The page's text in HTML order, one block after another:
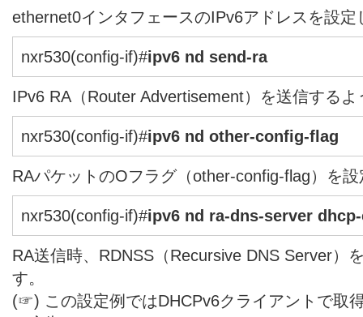
ethernet0インタフェースのIPv6アドレスを設定
nxr530(config-if)#ipv6 nd send-ra
IPv6 RA（Router Advertisement）を送信する
nxr530(config-if)#ipv6 nd other-config-flag
RAパケットのOフラグ（other-config-flag）を
nxr530(config-if)#ipv6 nd ra-dns-server
RA送信時、RDNSS（Recursive DNS Server）
す。
(☞) この設定例ではDHCPv6クライアントで取